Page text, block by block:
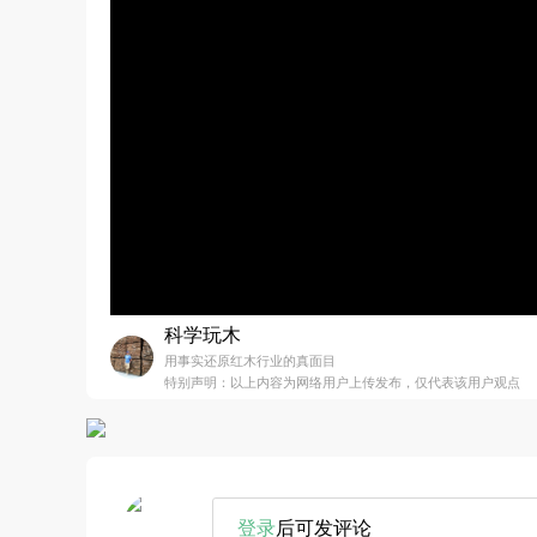
科学玩木
用事实还原红木行业的真面目
特别声明：以上内容为网络用户上传发布，仅代表该用户观点
登录后可发评论